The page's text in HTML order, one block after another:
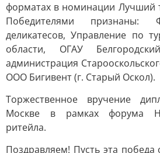
форматах в номинации Лучший
Победителями признаны:
деликатесов, Управление по
области, ОГАУ
администрация
ООО Бигивент (г. Старый Оскол).
Торжественное вручение
Москве в рамках форума
ритейла.
Поздравляем! Пусть эта победа